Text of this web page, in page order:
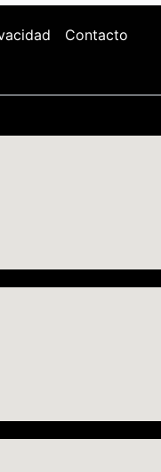
Contacto